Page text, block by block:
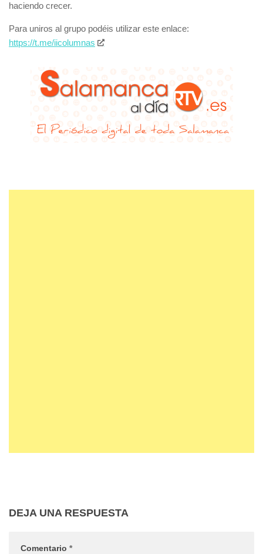
haciendo crecer.
Para uniros al grupo podéis utilizar este enlace:
https://t.me/iicolumnas
DEJA UNA RESPUESTA
Comentario *